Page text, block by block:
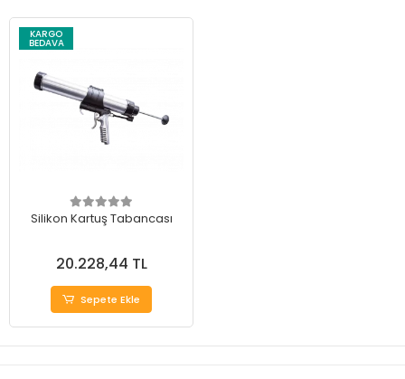
KARGO
BEDAVA
Silikon Kartuş Tabancası
20.228,44 TL
Sepete Ekle